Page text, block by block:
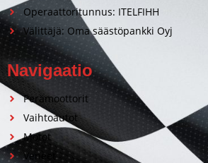
Operaattoritunnus: ITELFIHH
Välittäjä: Oma säästöpankki Oyj
Navigaatio
Perämoottorit
Vaihtoautot
Motot
Veneet